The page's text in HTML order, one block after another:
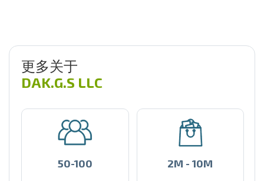
更多关于
DAK.G.S LLC
50-100 2M - 10M